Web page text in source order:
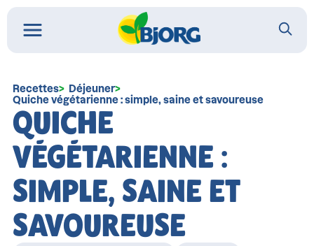
Recettes
Déjeuner
Quiche végétarienne : simple, saine et savoureuse
QUICHE
VÉGÉTARIENNE :
SIMPLE, SAINE ET
SAVOUREUSE